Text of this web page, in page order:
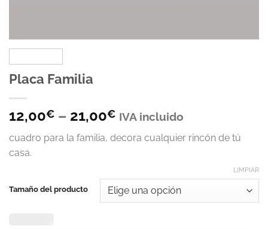
Placa Familia
12,00€ – 21,00€ IVA incluido
cuadro para la familia, decora cualquier rincón de tú
casa.
Tamaño del producto
LIMPIAR